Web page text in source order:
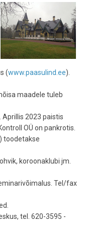
(www.paasulind.ee).
maadele tuleb
Aprillis 2023 paistis
OÜ on pankrotis.
toodetakse
koroonaklubi jm.
Tel/fax
tel. 620-3595 -